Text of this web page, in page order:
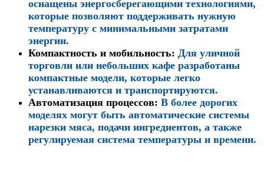
оснащены энергосберегающими технологиями,
которые позволяют поддерживать нужную
температуру с минимальными затратами
энергии.
Компактность и мобильность: Для уличной
торговли или небольших кафе разработаны
компактные модели, которые легко
устанавливаются и транспортируются.
Автоматизация процессов: В более дорогих
моделях могут быть автоматические системы
нарезки мяса, подачи ингредиентов, а также
регулируемая система температуры и времени.